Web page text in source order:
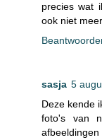
precies wat
ook niet
sasja 5
Deze kende
foto's van